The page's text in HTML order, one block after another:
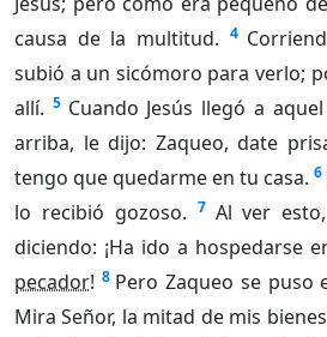
causa de la multitud. 4
subió a un sicómoro para verlo;
allí. 5 Cuando Jesús llegó a
arriba, le dijo: Zaqueo, date
tengo que quedarme en tu casa. 6
lo recibió gozoso. 7 Al ver
diciendo: ¡Ha ido a hospedarse
pecador! 8 Pero Zaqueo se puso
Mira Señor, la mitad de mis